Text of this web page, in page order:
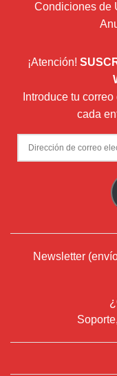
Condiciones de
¡Atención!
Introduce tu
cada
Dirección
de
Newsletter